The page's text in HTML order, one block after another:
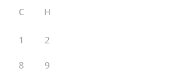
С Н
1 2
8 9